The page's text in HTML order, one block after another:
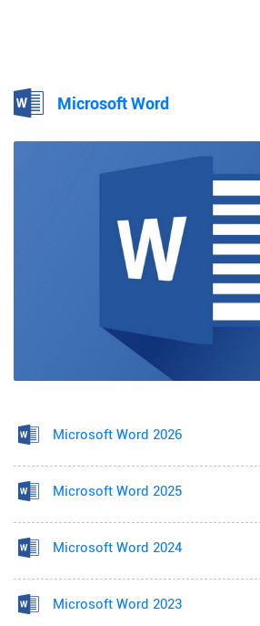
Microsoft Word
Microsoft Word 2026
Microsoft Word 2025
Microsoft Word 2024
Microsoft Word 2023